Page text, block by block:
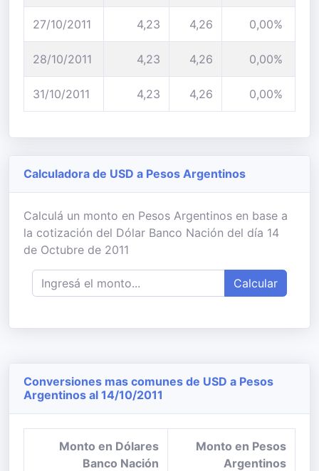
27/10/2011 4,23 4,26 0,00%
28/10/2011 4,23 4,26 0,00%
31/10/2011 4,23 4,26 0,00%
Calculadora de USD a Pesos Argentinos
Calculá un monto en Pesos Argentinos en base a
la cotización del Dólar Banco Nación del día 14
de Octubre de 2011
Calcular
Conversiones mas comunes de USD a Pesos
Argentinos al 14/10/2011
Monto en Dólares
Banco Nación
Monto en Pesos
Argentinos